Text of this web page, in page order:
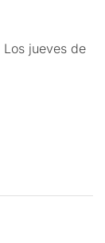
Los jueves de